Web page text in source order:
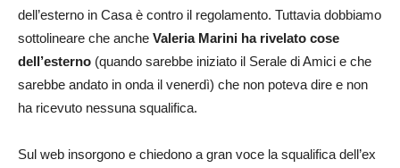
dell’esterno in Casa è contro il regolamento. Tuttavia dobbiamo
sottolineare che anche Valeria Marini ha rivelato cose
dell’esterno (quando sarebbe iniziato il Serale di Amici e che
sarebbe andato in onda il venerdì) che non poteva dire e non
ha ricevuto nessuna squalifica.
Sul web insorgono e chiedono a gran voce la squalifica dell’ex